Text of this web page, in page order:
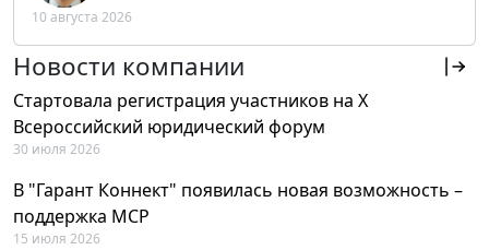
РФ
10 августа 2026
Новости компании
Стартовала регистрация участников на X
Всероссийский юридический форум
30 июля 2026
В "Гарант Коннект" появилась новая возможность –
поддержка MCP
15 июля 2026